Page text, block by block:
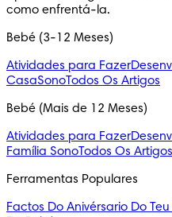
como enfrentá-la.
Bebé (3-12 Meses)
Atividades para Fazer
CasaSonoTodos Os Artigos
Bebé (Mais de 12 Meses)
Atividades para Fazer
Família SonoTodos Os Artigos
Ferramentas Populares
Factos Do Anivérsario Do